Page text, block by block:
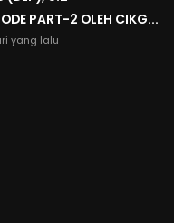
PART-2 OLEH CIKG...
yang lalu